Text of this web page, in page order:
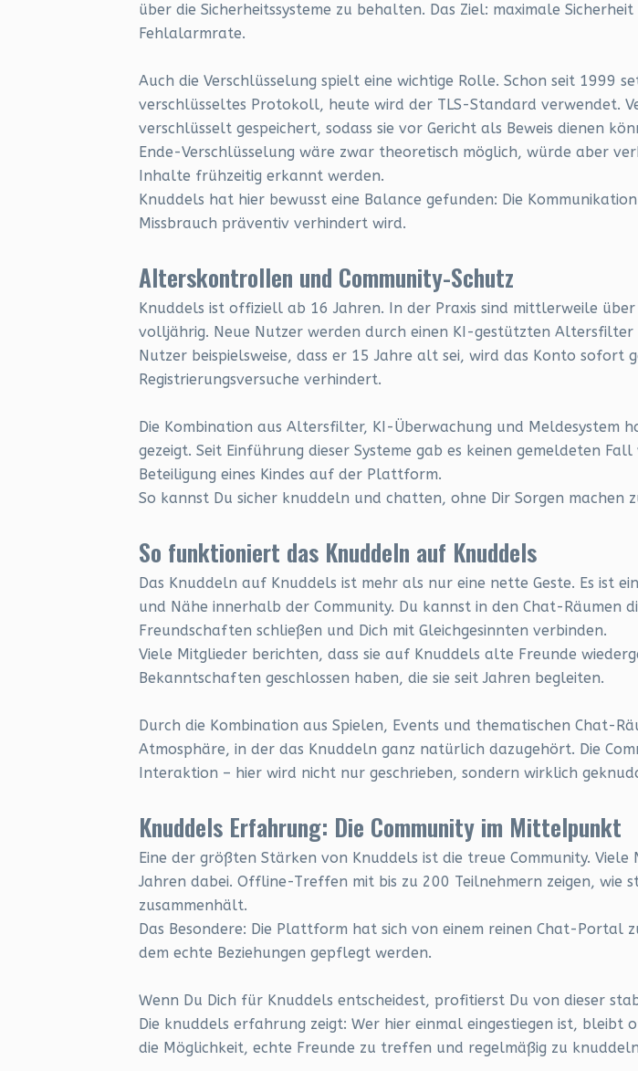
über die Sicherheitssysteme zu behalten. Das Ziel: maximale
Fehlalarmrate.
Auch die Verschlüsselung spielt eine wichtige Rolle. Schon seit 1999
verschlüsseltes Protokoll, heute wird der TLS-Standard verwendet.
verschlüsselt gespeichert, sodass sie vor Gericht als Beweis dienen
Ende-Verschlüsselung wäre zwar theoretisch möglich, würde aber
Inhalte frühzeitig erkannt werden.
Knuddels hat hier bewusst eine Balance gefunden: Die
Missbrauch präventiv verhindert wird.
Alterskontrollen und Community-Schutz
Knuddels ist offiziell ab 16 Jahren. In der Praxis sind mittlerweile
volljährig. Neue Nutzer werden durch einen KI-gestützten
Nutzer beispielsweise, dass er 15 Jahre alt sei, wird das Konto sofort
Registrierungsversuche verhindert.
Die Kombination aus Altersfilter, KI-Überwachung und Meldesystem
gezeigt. Seit Einführung dieser Systeme gab es keinen gemeldeten
Beteiligung eines Kindes auf der Plattform.
So kannst Du sicher knuddeln und chatten, ohne Dir Sorgen machen
So funktioniert das Knuddeln auf Knuddels
Das Knuddeln auf Knuddels ist mehr als nur eine nette Geste. Es ist
und Nähe innerhalb der Community. Du kannst in den Chat-Räumen
Freundschaften schließen und Dich mit Gleichgesinnten verbinden.
Viele Mitglieder berichten, dass sie auf Knuddels alte Freunde
Bekanntschaften geschlossen haben, die sie seit Jahren begleiten.
Durch die Kombination aus Spielen, Events und thematischen Chat-
Atmosphäre, in der das Knuddeln ganz natürlich dazugehört. Die
Interaktion – hier wird nicht nur geschrieben, sondern wirklich
Knuddels Erfahrung: Die Community im Mittelpunkt
Eine der größten Stärken von Knuddels ist die treue Community. Viele
Jahren dabei. Offline-Treffen mit bis zu 200 Teilnehmern zeigen, wie
zusammenhält.
Das Besondere: Die Plattform hat sich von einem reinen Chat-Portal
dem echte Beziehungen gepflegt werden.
Wenn Du Dich für Knuddels entscheidest, profitierst Du von dieser
Die knuddels erfahrung zeigt: Wer hier einmal eingestiegen ist, bleibt
die Möglichkeit, echte Freunde zu treffen und regelmäßig zu